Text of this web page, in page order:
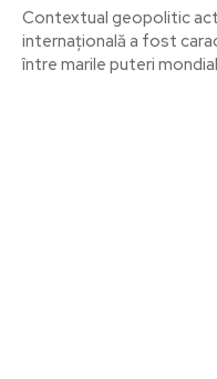
Contextual geopolitic
internațională a fost
între marile puteri